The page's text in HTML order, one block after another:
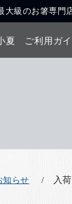
大級のお箸専門
夏 ご利用ガ
知らせ 入